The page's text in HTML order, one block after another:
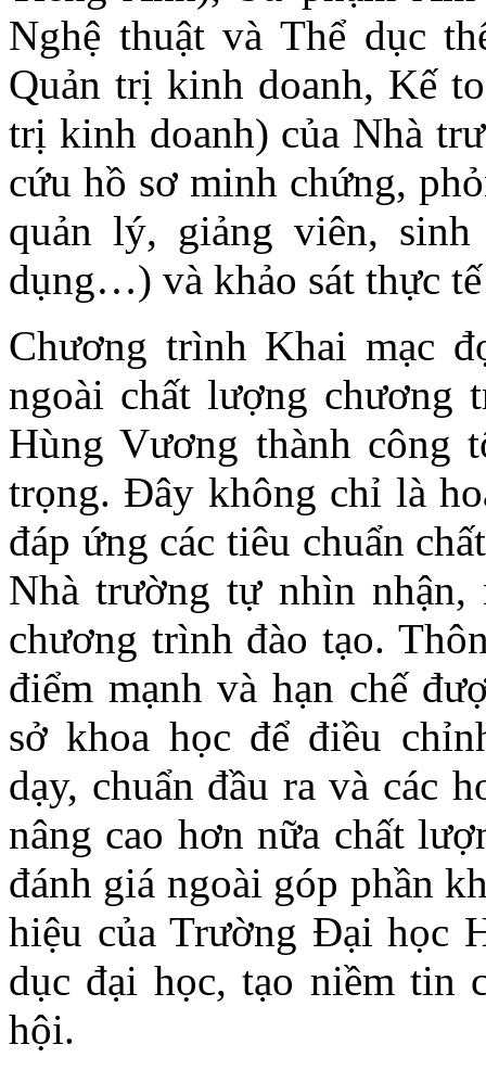
Nghệ thuật và Thể dục
Quản trị kinh doanh, Kế
trị kinh doanh) của Nhà
cứu hồ sơ minh chứng,
quản lý, giảng viên,
dụng…) và khảo sát thực
Chương trình Khai mạc
ngoài chất lượng chương
Hùng Vương thành công
trọng. Đây không chỉ là
đáp ứng các tiêu chuẩn
Nhà trường tự nhìn nhận,
chương trình đào tạo.
điểm mạnh và hạn chế
sở khoa học để điều
dạy, chuẩn đầu ra và các
nâng cao hơn nữa chất
đánh giá ngoài góp phần
hiệu của Trường Đại học
dục đại học, tạo niềm tin
hội.